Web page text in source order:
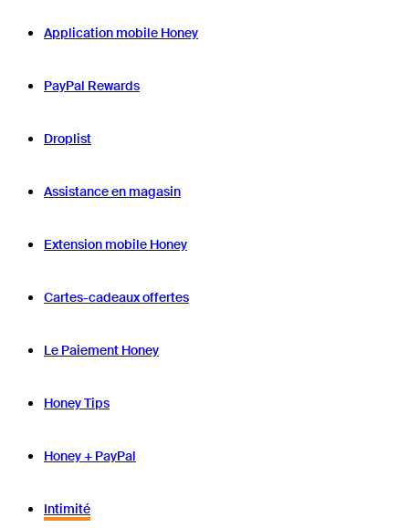
Application mobile Honey
PayPal Rewards
Droplist
Assistance en magasin
Extension mobile Honey
Cartes-cadeaux offertes
Le Paiement Honey
Honey Tips
Honey + PayPal
Intimité